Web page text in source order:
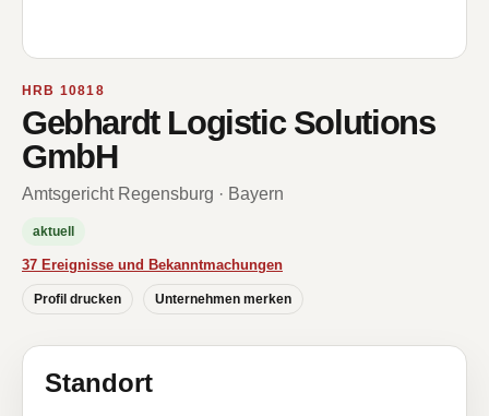
HRB 10818
Gebhardt Logistic Solutions
GmbH
Amtsgericht Regensburg · Bayern
aktuell
37 Ereignisse und Bekanntmachungen
Profil drucken Unternehmen merken
Standort